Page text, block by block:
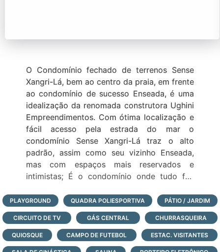
O Condomínio fechado de terrenos Sense
Xangri-Lá, bem ao centro da praia, em frente
ao condomínio de sucesso Enseada, é uma
idealização da renomada construtora Ughini
Empreendimentos. Com ótima localização e
fácil acesso pela estrada do mar o
condomínio Sense Xangri-Lá traz o alto
padrão, assim como seu vizinho Enseada,
mas com espaços mais reservados e
intimistas; É o condomínio onde tudo faz
- Apenas 144 lotes, em aproximadamente 17
hectares;
- lotes grandes na sua maioria com 15m x
30m, para casas de alto padrão;
- lotes banhados por lagos;
PLAYGROUND QUADRA POLIESPORTIVA PÁTIO / JARDIM
CIRCUITO DE TV GÁS CENTRAL CHURRASQUEIRA
QUIOSQUE CAMPO DE FUTEBOL ESTAC. VISITANTES